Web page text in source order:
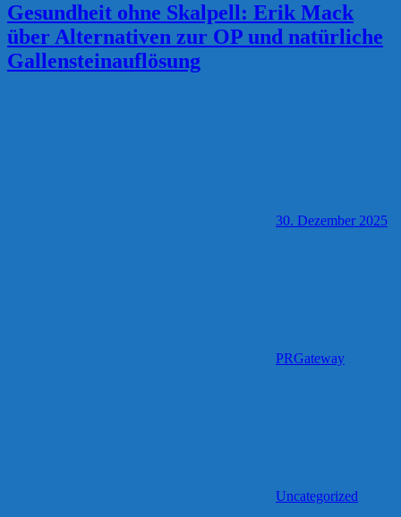
Gesundheit ohne Skalpell: Erik Mack
über Alternativen zur OP und natürliche
Gallensteinauflösung
30. Dezember 2025
PRGateway
Uncategorized